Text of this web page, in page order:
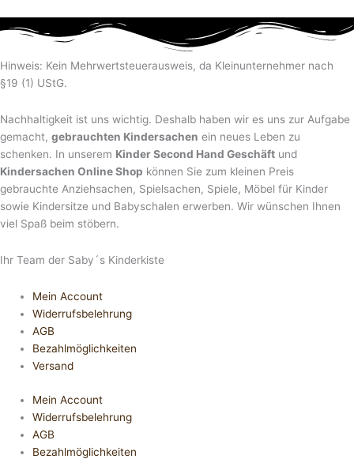
Hinweis: Kein Mehrwertsteuerausweis, da Kleinunternehmer nach
§19 (1) UStG.
Nachhaltigkeit ist uns wichtig. Deshalb haben wir es uns zur Aufgabe
gemacht, gebrauchten Kindersachen ein neues Leben zu
schenken. In unserem Kinder Second Hand Geschäft und
Kindersachen Online Shop können Sie zum kleinen Preis
gebrauchte Anziehsachen, Spiel­sachen, Spiele, Möbel für Kinder
sowie Kindersitze und Babyschalen erwerben. Wir wünschen Ihnen
viel Spaß beim stöbern.
Ihr Team der Saby´s Kinderkiste
Mein Account
Widerrufsbelehrung
AGB
Bezahlmöglichkeiten
Versand
Mein Account
Widerrufsbelehrung
AGB
Bezahlmöglichkeiten